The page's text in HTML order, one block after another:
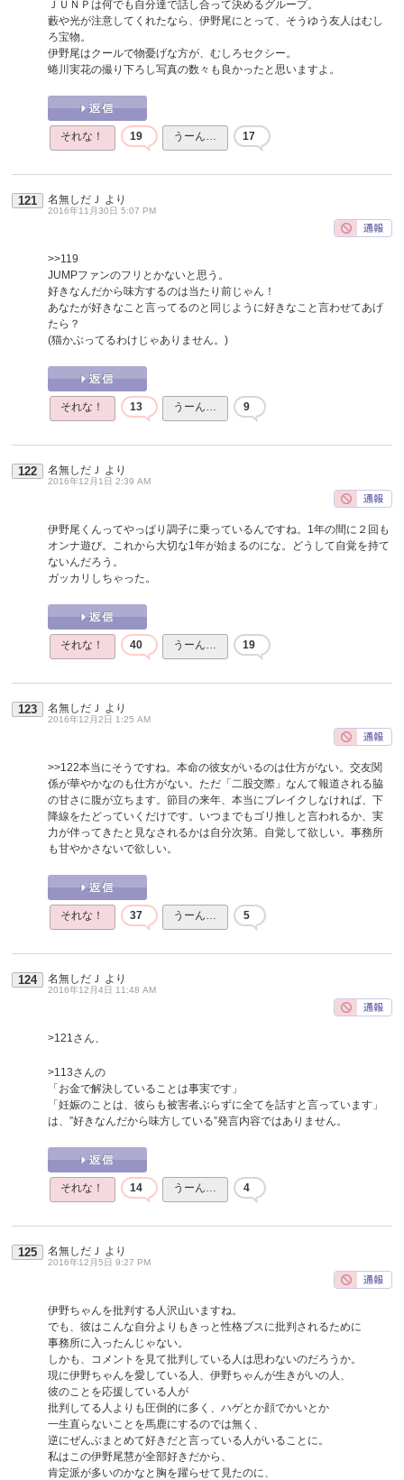
ＪＵＮＰは何でも自分達で話し合って決めるグループ。
藪や光が注意してくれたなら、伊野尾にとって、そうゆう友人はむし
ろ宝物。
伊野尾はクールで物憂げな方が、むしろセクシー。
蜷川実花の撮り下ろし写真の数々も良かったと思いますよ。
それな！ 19 うーん… 17
121 名無しだＪ より
2016年11月30日 5:07 PM
>>119
JUMPファンのフリとかないと思う。
好きなんだから味方するのは当たり前じゃん！
あなたが好きなこと言ってるのと同じように好きなこと言わせてあげ
たら？
(猫かぶってるわけじゃありません。)
それな！ 13 うーん… 9
122 名無しだＪ より
2016年12月1日 2:39 AM
伊野尾くんってやっぱり調子に乗っているんですね。1年の間に２回も
オンナ遊び。これから大切な1年が始まるのにな。どうして自覚を持て
ないんだろう。
ガッカリしちゃった。
それな！ 40 うーん… 19
123 名無しだＪ より
2016年12月2日 1:25 AM
>>122本当にそうですね。本命の彼女がいるのは仕方がない。交友関
係が華やかなのも仕方がない。ただ「二股交際」なんて報道される脇
の甘さに腹が立ちます。節目の来年、本当にブレイクしなければ、下
降線をたどっていくだけです。いつまでもゴリ推しと言われるか、実
力が伴ってきたと見なされるかは自分次第。自覚して欲しい。事務所
も甘やかさないで欲しい。
それな！ 37 うーん… 5
124 名無しだＪ より
2016年12月4日 11:48 AM
>121さん、
>113さんの
「お金で解決していることは事実です」
「妊娠のことは、彼らも被害者ぶらずに全てを話すと言っています」
は、”好きなんだから味方している”発言内容ではありません。
それな！ 14 うーん… 4
125 名無しだＪ より
2016年12月5日 9:27 PM
伊野ちゃんを批判する人沢山いますね。
でも、彼はこんな自分よりもきっと性格ブスに批判されるために
事務所に入ったんじゃない。
しかも、コメントを見て批判している人は思わないのだろうか。
現に伊野ちゃんを愛している人、伊野ちゃんが生きがいの人、
彼のことを応援している人が
批判してる人よりも圧倒的に多く、ハゲとか顔でかいとか
一生直らないことを馬鹿にするのでは無く、
逆にぜんぶまとめて好きだと言っている人がいることに。
私はこの伊野尾慧が全部好きだから、
肯定派が多いのかなと胸を躍らせて見たのに、